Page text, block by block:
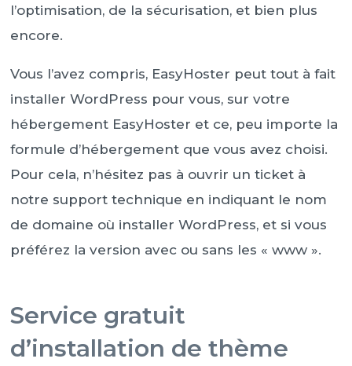
l’optimisation, de la sécurisation, et bien plus
encore.
Vous l’avez compris, EasyHoster peut tout à fait
installer WordPress pour vous, sur votre
hébergement EasyHoster et ce, peu importe la
formule d’hébergement que vous avez choisi.
Pour cela, n’hésitez pas à ouvrir un ticket à
notre support technique en indiquant le nom
de domaine où installer WordPress, et si vous
préférez la version avec ou sans les « www ».
Service gratuit
d’installation de thème